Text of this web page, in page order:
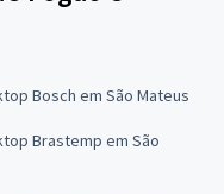
Bosch em São Mateus
Brastemp em São